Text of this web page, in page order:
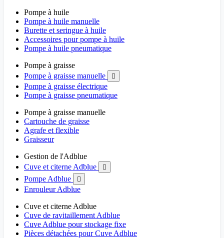
Pompe à huile
Pompe à huile manuelle
Burette et seringue à huile
Accessoires pour pompe à huile
Pompe à huile pneumatique
Pompe à graisse
Pompe à graisse manuelle

Pompe à graisse électrique
Pompe à graisse pneumatique
Pompe à graisse manuelle
Cartouche de graisse
Agrafe et flexible
Graisseur
Gestion de l'Adblue
Cuve et citerne Adblue

Pompe Adblue 
Enrouleur Adblue
Cuve et citerne Adblue
Cuve de ravitaillement Adblue
Cuve Adblue pour stockage fixe
Pièces détachées pour Cuve Adblue